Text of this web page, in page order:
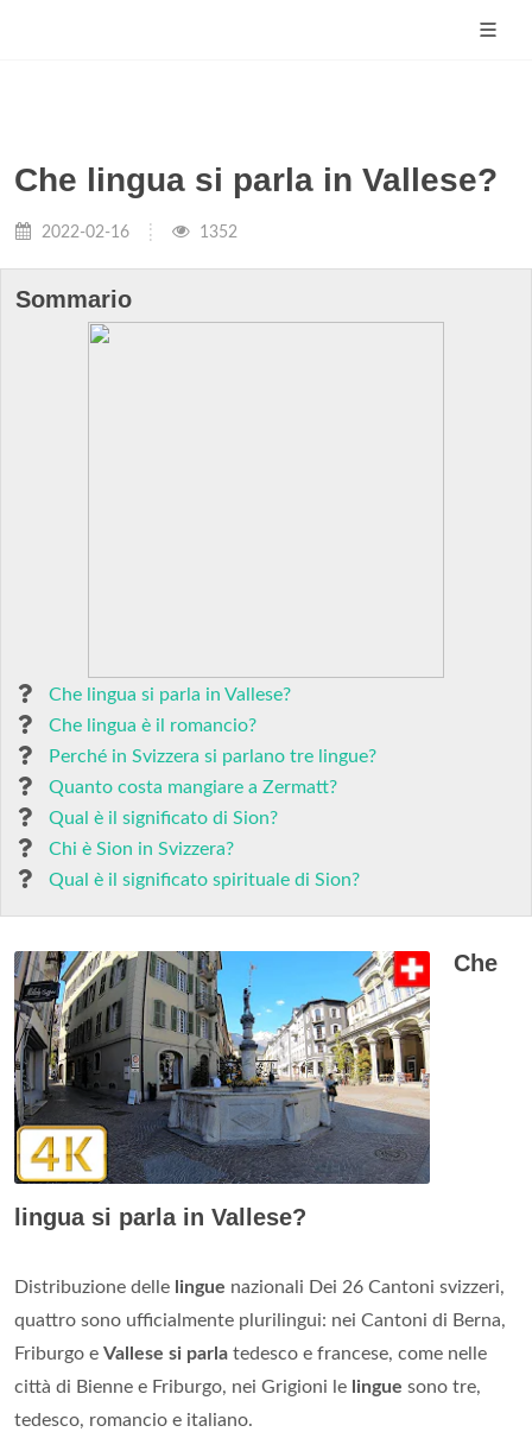
Che lingua si parla in Vallese?
2022-02-16 1352
Sommario
Che lingua si parla in Vallese?
Che lingua è il romancio?
Perché in Svizzera si parlano tre lingue?
Quanto costa mangiare a Zermatt?
Qual è il significato di Sion?
Chi è Sion in Svizzera?
Qual è il significato spirituale di Sion?
Che
lingua si parla in Vallese?
Distribuzione delle lingue nazionali Dei 26 Cantoni svizzeri,
quattro sono ufficialmente plurilingui: nei Cantoni di Berna,
Friburgo e Vallese si parla tedesco e francese, come nelle
città di Bienne e Friburgo, nei Grigioni le lingue sono tre,
tedesco, romancio e italiano.